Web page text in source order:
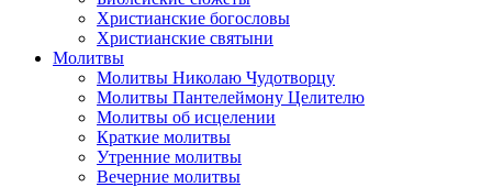
Христианские богословы
Христианские святыни
Молитвы
Молитвы Николаю Чудотворцу
Молитвы Пантелеймону Целителю
Молитвы об исцелении
Краткие молитвы
Утренние молитвы
Вечерние молитвы